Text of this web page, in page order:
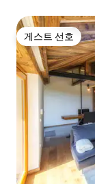
게스트 선호
게스트 선호